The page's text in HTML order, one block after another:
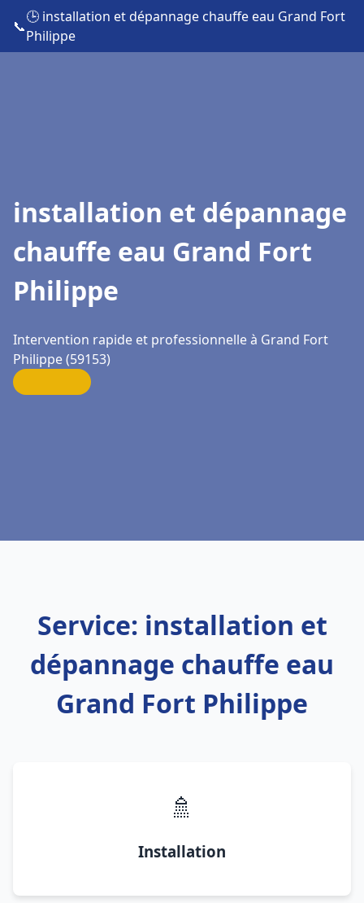
📞
🕒 installation et dépannage chauffe eau Grand Fort
Philippe
installation et dépannage
chauffe eau Grand Fort
Philippe
Intervention rapide et professionnelle à Grand Fort
Philippe (59153)
Service: installation et
dépannage chauffe eau
Grand Fort Philippe
🚿
Installation